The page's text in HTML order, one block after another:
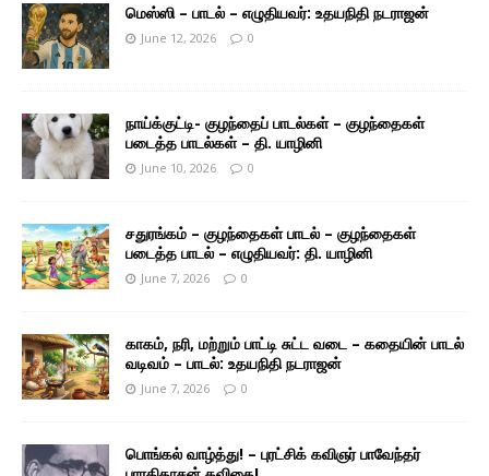
மெஸ்ஸி – பாடல் – எழுதியவர்: உதயநிதி நடராஜன்
June 12, 2026 0
நாய்க்குட்டி- குழந்தைப் பாடல்கள் – குழந்தைகள்
படைத்த பாடல்கள் – தி. யாழினி
June 10, 2026 0
சதுரங்கம் – குழந்தைகள் பாடல் – குழந்தைகள்
படைத்த பாடல் – எழுதியவர்: தி. யாழினி
June 7, 2026 0
காகம், நரி, மற்றும் பாட்டி சுட்ட வடை – கதையின் பாடல்
வடிவம் – பாடல்: உதயநிதி நடராஜன்
June 7, 2026 0
பொங்கல் வாழ்த்து! – புரட்சிக் கவிஞர் பாவேந்தர்